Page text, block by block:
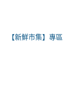
【新鮮市集】專區